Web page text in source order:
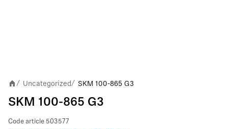
/ Uncategorized/ SKM 100-865 G3
SKM 100-865 G3
Code article 503577